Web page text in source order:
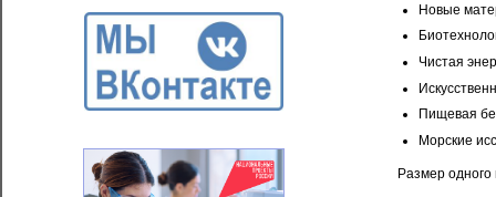
Новые
Чистая
Пищевая
Морские
Размер одного